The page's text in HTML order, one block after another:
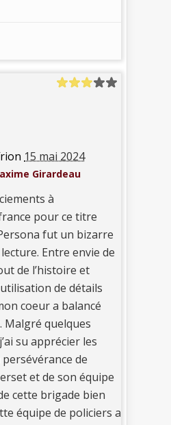
15 mai 2024
Girardeau
à
pour ce titre
fut un bizarre
Entre envie de
de l’histoire et
de détails
coeur a balancé
Malgré quelques
su apprécier les
de
et de son équipe
cette brigade bien
équipe de policiers a